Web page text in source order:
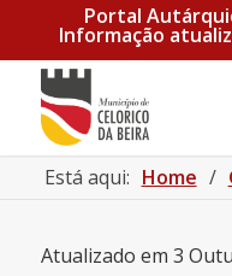
Portal
Informação
Está aqui: Home /
Atualizado em 3